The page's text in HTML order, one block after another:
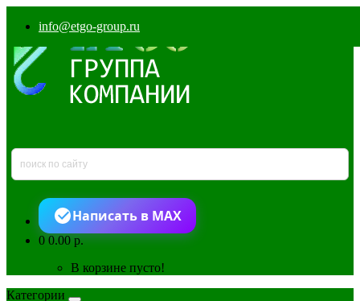
info@etgo-group.ru
Написать в MAX
00.00 р.
В корзине пусто!
Категории